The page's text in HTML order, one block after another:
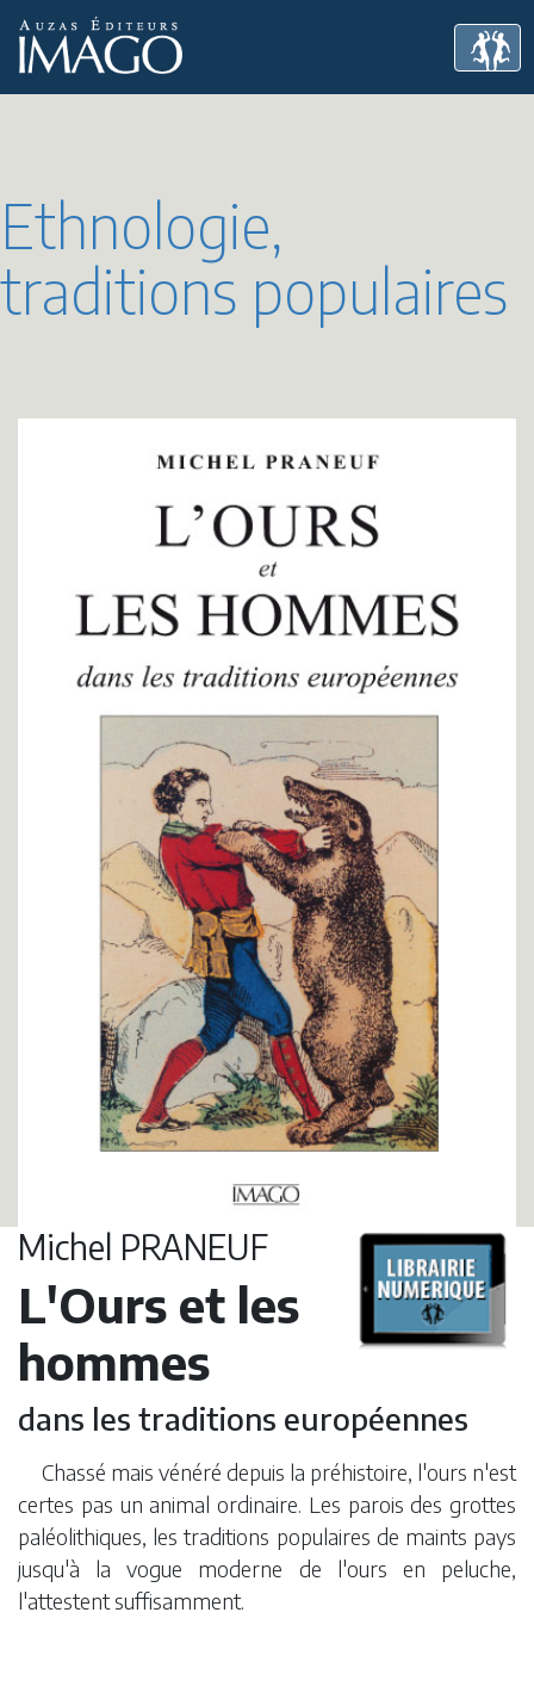
Ethnologie,
traditions populaires
Michel PRANEUF
L'Ours et les
hommes
dans les traditions européennes
Chassé mais vénéré depuis la préhistoire, l'ours n'est
certes pas un animal ordinaire. Les parois des grottes
paléolithiques, les traditions populaires de maints pays
jusqu'à la vogue moderne de l'ours en peluche,
l'attestent suffisamment.